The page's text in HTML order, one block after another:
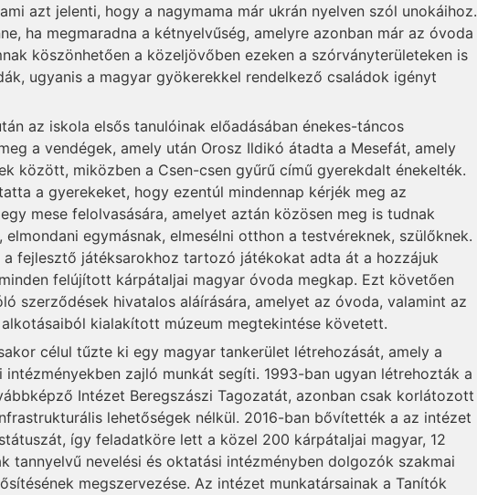
azt jelenti, hogy a nagymama már ukrán nyelven szól unokáihoz.
ha megmaradna a kétnyelvűség, amelyre azonban már az óvoda
köszönhetően a közeljövőben ezeken a szórványterületeken is
ugyanis a magyar gyökerekkel rendelkező családok igényt
az iskola elsős tanulóinak előadásában énekes-táncos
a vendégek, amely után Orosz Ildikó átadta a Mesefát, amely
között, miközben a Csen-csen gyűrű című gyerekdalt énekelték.
a gyerekeket, hogy ezentúl mindennap kérjék meg az
mese felolvasására, amelyet aztán közösen meg is tudnak
elmondani egymásnak, elmesélni otthon a testvéreknek, szülőknek.
a fejlesztő játéksarokhoz tartozó játékokat adta át a hozzájuk
felújított kárpátaljai magyar óvoda megkap. Ezt követően
szerződések hivatalos aláírására, amelyet az óvoda, valamint az
kialakított múzeum megtekintése követett.
célul tűzte ki egy magyar tankerület létrehozását, amely a
zajló munkát segíti. 1993-ban ugyan létrehozták a
Intézet Beregszászi Tagozatát, azonban csak korlátozott
lehetőségek nélkül. 2016-ban bővítették a az intézet
így feladatköre lett a közel 200 kárpátaljai magyar, 12
tannyelvű nevelési és oktatási intézményben dolgozók szakmai
megszervezése. Az intézet munkatársainak a Tanítók